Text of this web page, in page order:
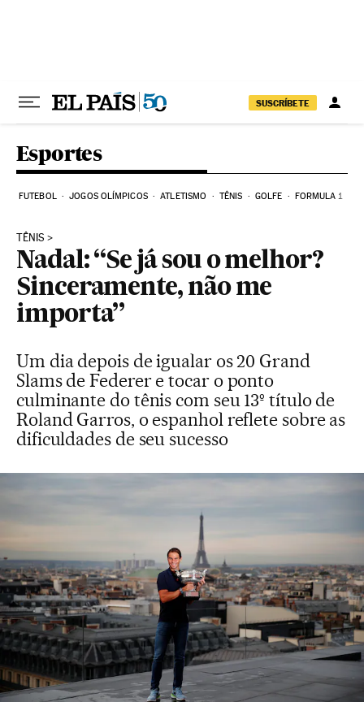
SUSCRÍBETE
Esportes
FUTEBOL JOGOS OLÍMPICOS ATLETISMO TÊNIS GOLFE FORMULA 1
TÊNIS
Nadal: “Se já sou o melhor?
Sinceramente, não me
importa”
Um dia depois de igualar os 20 Grand
Slams de Federer e tocar o ponto
culminante do tênis com seu 13º título de
Roland Garros, o espanhol reflete sobre as
dificuldades de seu sucesso